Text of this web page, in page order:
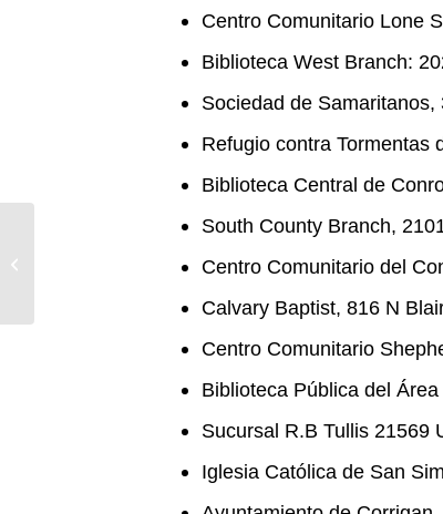
Centro Comunitario Lone
Biblioteca West Branch:
Sociedad de
Refugio contra Tormentas
Biblioteca Central de
South County Branch,
Centro Comunitario del
Calvary Baptist, 816 N
Centro Comunitario
Biblioteca Pública del
Sucursal R.B Tullis 21569
Iglesia Católica de San
Hurricane Beryl update